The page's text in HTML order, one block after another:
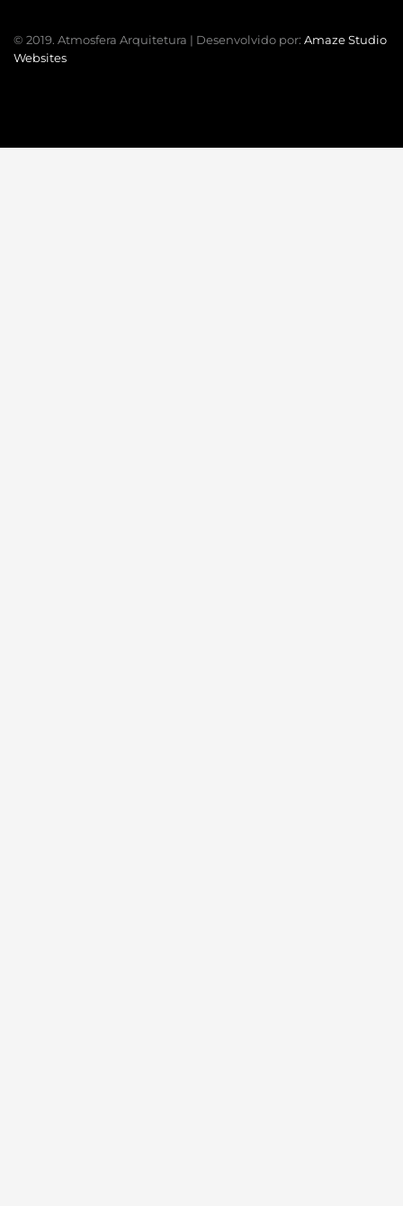
© 2019. Atmosfera Arquitetura | Desenvolvido por: Amaze Studio
Websites